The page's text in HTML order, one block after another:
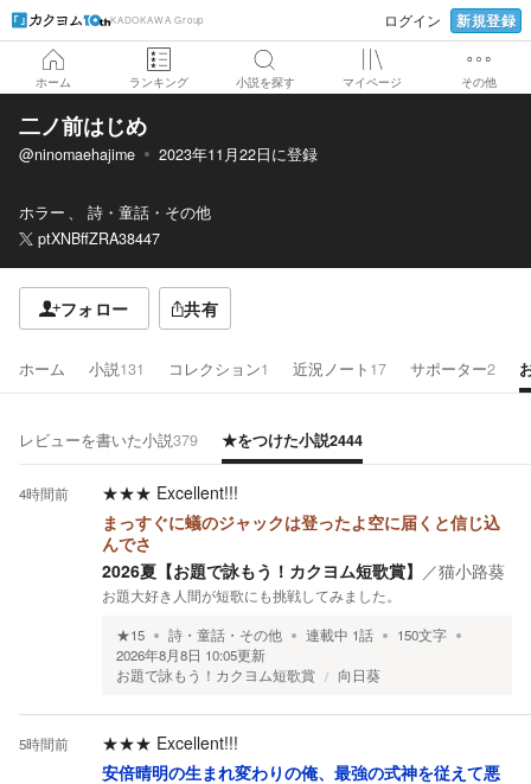
KADOKAWA Group ログイン 新規登録
ホーム ランキング 小説を探す マイページ その他
二ノ前はじめ
@ninomaehajime 2023年11月22日に登録
ホラー
詩・童話・その他
ptXNBffZRA38447
フォロー 共有
ホーム 小説131 コレクション1 近況ノート 17 サポーター2
レビューを書いた小説379 ★をつけた小説2444
4時間前 ★★★ Excellent!!!
まっすぐに蟻のジャックは登ったよ空に届くと信じ込
んでさ
2026夏【お題で詠もう！カクヨム短歌賞】 ／猫小路葵
お題大好き人間が短歌にも挑戦してみました。
★15 詩・童話・その他 連載中 1話 150文字
2026年8月8日 10:05更新
お題で詠もう！カクヨム短歌賞
向日葵
5時間前 ★★★ Excellent!!!
安倍晴明の生まれ変わりの俺、最強の式神を従えて悪